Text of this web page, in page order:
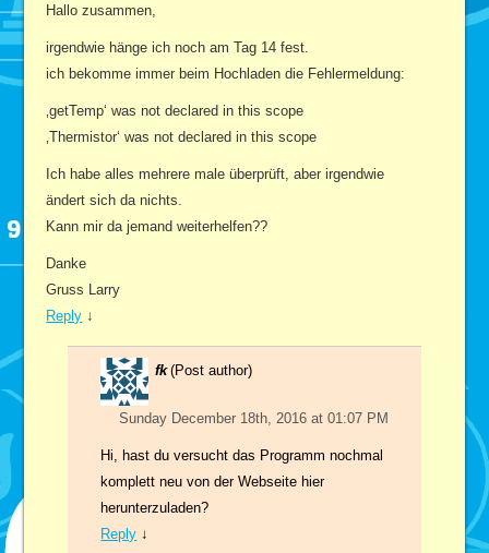
Hallo zusammen,
irgendwie hänge ich noch am Tag 14 fest.
ich bekomme immer beim Hochladen die Fehlermeldung:
‚getTemp‘ was not declared in this scope
‚Thermistor‘ was not declared in this scope
Ich habe alles mehrere male überprüft, aber irgendwie
ändert sich da nichts.
Kann mir da jemand weiterhelfen??
Danke
Gruss Larry
Reply ↓
fk (Post author)
Sunday December 18th, 2016 at 01:07 PM
Hi, hast du versucht das Programm nochmal
komplett neu von der Webseite hier
herunterzuladen?
Reply ↓